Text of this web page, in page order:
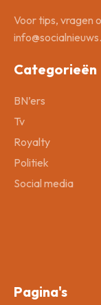
Voor tips, vragen
Categorieën
BN’ers
Tv
Royalty
Politiek
Social media
Pagina's